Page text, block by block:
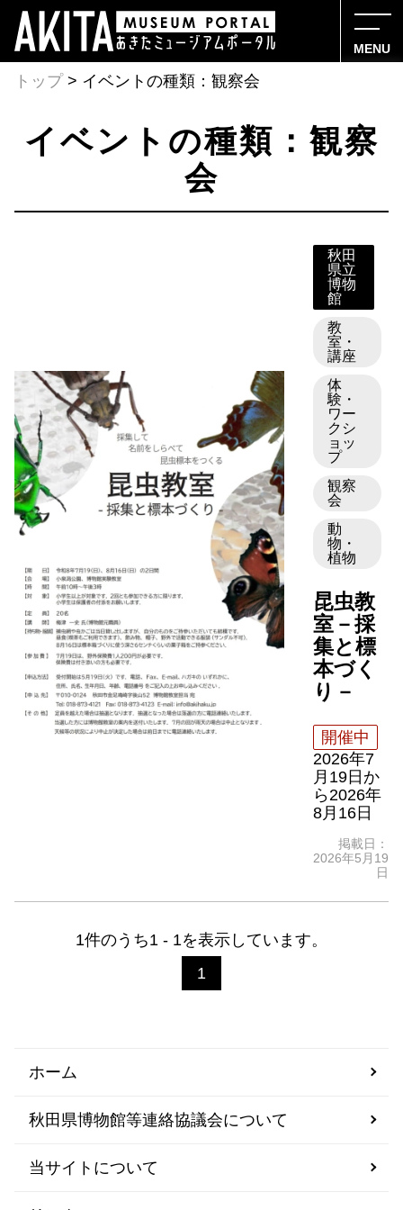
MENU
トップ> イベントの種類：観察会
イベントの種類：観察
会
秋田
県立
博物
館
教
室・
講座
体
験・
ワー
クシ
ョッ
プ
観察
会
動
物・
植物
昆虫教
室－採
集と標
本づく
り－
開催中
2026年7
月19日 か
ら2026年
8月16日
掲載日：
2026年5月19
日
1件のうち1 - 1を表示しています。
1
ホーム
秋田県博物館等連絡協議会について
当サイトについて